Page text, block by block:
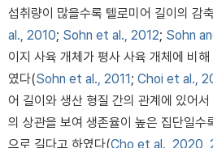
섭취량이 많을수록 텔로미어 길이의 감
al., 2010; Sohn et al., 2012; Sohn
이지 사육 개체가 평사 사육 개체에 비
였다(Sohn et al., 2011; Choi et al.,
어 길이와 생산 형질 간의 관계에 있어
의 상관을 보여 생존율이 높은 집단일수
으로 길다고 하였다(Cho et al., 2020